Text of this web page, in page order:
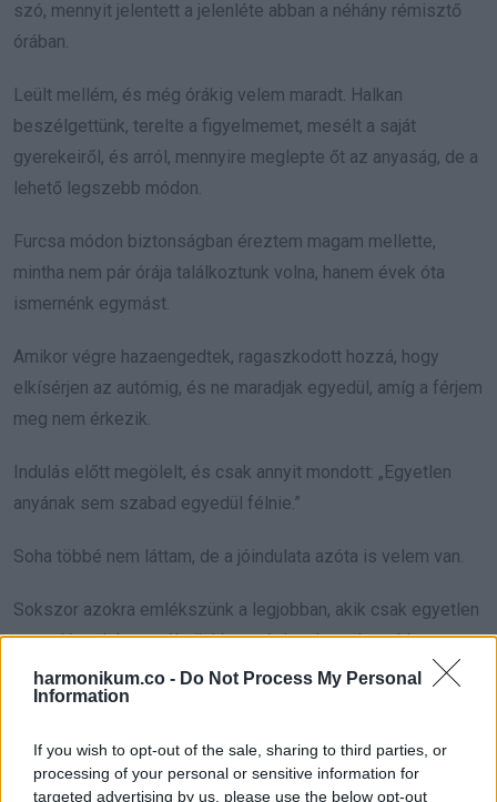
harmonikum.co - Do Not Process My Personal
Information
If you wish to opt-out of the sale, sharing to third parties, or
processing of your personal or sensitive information for
targeted advertising by us, please use the below opt-out
szó, mennyit jelentett a jelenléte abban a néhány rémisztő
órában.
Leült mellém, és még órákig velem maradt. Halkan
beszélgettünk, terelte a figyelmemet, mesélt a saját
gyerekeiről, és arról, mennyire meglepte őt az anyaság, de a
lehető legszebb módon.
Furcsa módon biztonságban éreztem magam mellette,
mintha nem pár órája találkoztunk volna, hanem évek óta
ismernénk egymást.
Amikor végre hazaengedtek, ragaszkodott hozzá, hogy
elkísérjen az autómig, és ne maradjak egyedül, amíg a férjem
meg nem érkezik.
Indulás előtt megölelt, és csak annyit mondott: „Egyetlen
anyának sem szabad egyedül félnie.”
Soha többé nem láttam, de a jóindulata azóta is velem van.
Sokszor azokra emlékszünk a legjobban, akik csak egyetlen
napra lépnek be az életünkbe, mégis a legnehezebb
pillanatainkban tartanak meg. Clara számomra annak a
bizonyítéka, hogy a kedvesség még létezik, és sokszor